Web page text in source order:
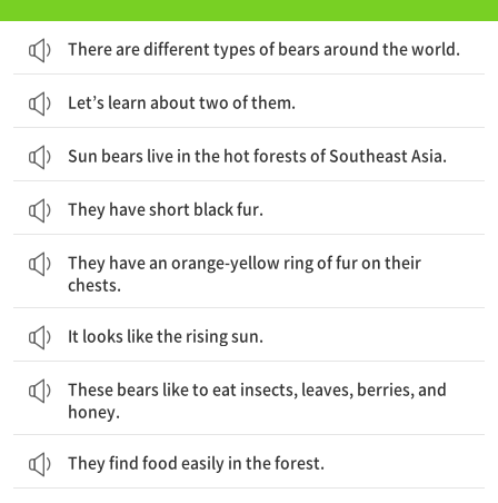
There are different types of bears around the world.
Let’s learn about two of them.
Sun bears live in the hot forests of Southeast Asia.
They have short black fur.
They have an orange-yellow ring of fur on their
chests.
It looks like the rising sun.
These bears like to eat insects, leaves, berries, and
honey.
They find food easily in the forest.